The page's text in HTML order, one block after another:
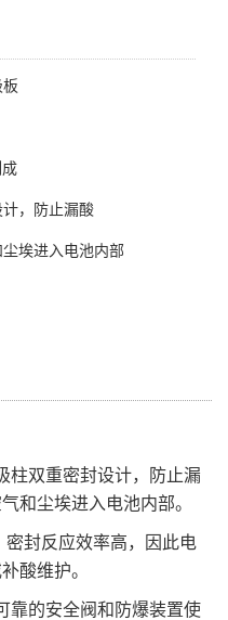
，防止漏酸
埃进入电池内部
柱双重密封设计，防止漏
和尘埃进入电池内部。
密封反应效率高，因此电
酸维护。
靠的安全阀和防爆装置使